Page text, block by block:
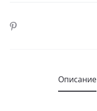
SHARE
Описание